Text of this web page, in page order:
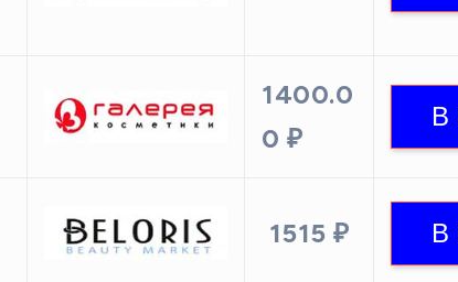
1400.0
0 ₽
1515 ₽